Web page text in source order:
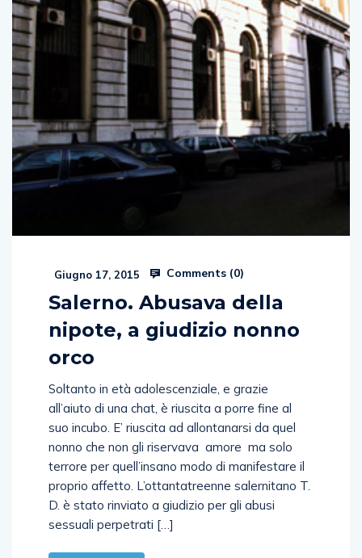
Giugno 17, 2015 Comments (0)
Salerno. Abusava della
nipote, a giudizio nonno
orco
Soltanto in età adolescenziale, e grazie
all’aiuto di una chat, è riuscita a porre fine al
suo incubo. E’ riuscita ad allontanarsi da quel
nonno che non gli riservava amore ma solo
terrore per quell’insano modo di manifestare il
proprio affetto. L’ottantatreenne salernitano T.
D. è stato rinviato a giudizio per gli abusi
sessuali perpetrati […]